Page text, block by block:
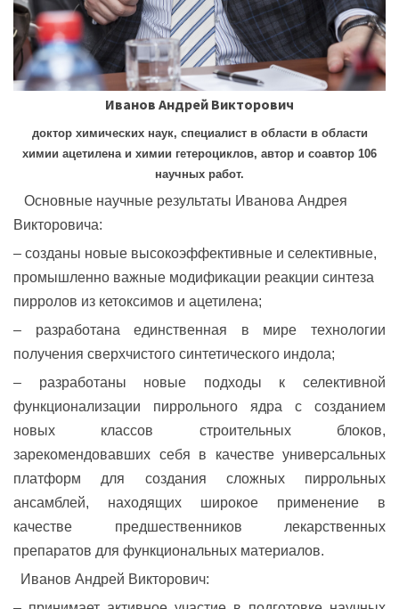
Иванов Андрей Викторович
доктор химических наук, специалист в области в области
химии ацетилена и химии гетероциклов, автор и соавтор 106
научных работ.
Основные научные результаты Иванова Андрея
Викторовича:
– созданы новые высокоэффективные и селективные,
промышленно важные модификации реакции синтеза
пирролов из кетоксимов и ацетилена;
– разработана единственная в мире технологии
получения сверхчистого синтетического индола;
– разработаны новые подходы к селективной
функционализации пиррольного ядра с созданием
новых классов строительных блоков,
зарекомендовавших себя в качестве универсальных
платформ для создания сложных пиррольных
ансамблей, находящих широкое применение в
качестве предшественников лекарственных
препаратов для функциональных материалов.
Иванов Андрей Викторович: